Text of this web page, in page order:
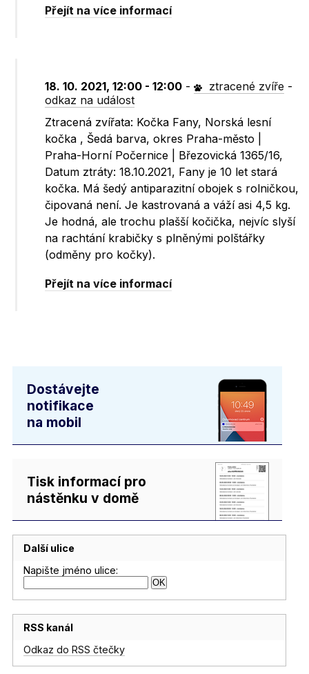
Přejít na více informací
18. 10. 2021, 12:00 - 12:00 - ztracené zvíře -
odkaz na událost
Ztracená zvířata: Kočka Fany, Norská lesní
kočka , Šedá barva, okres Praha-město |
Praha-Horní Počernice | Březovická 1365/16,
Datum ztráty: 18.10.2021, Fany je 10 let stará
kočka. Má šedý antiparazitní obojek s rolničkou,
čipovaná není. Je kastrovaná a váží asi 4,5 kg.
Je hodná, ale trochu plašší kočička, nejvíc slyší
na rachtání krabičky s plněnými polštářky
(odměny pro kočky).
Přejít na více informací
Dostávejte
notifikace
na mobil
Tisk informací pro
nástěnku v domě
Další ulice
Napište jméno ulice:
RSS kanál
Odkaz do RSS čtečky